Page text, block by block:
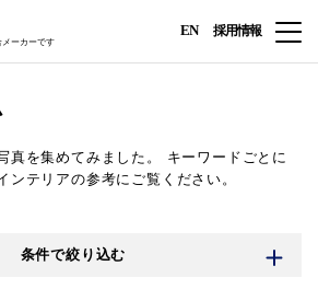
メーカーです
EN 採用情報
真を集めてみました。
キーワードごとに
ンテリアの参考にご覧ください。
条件で絞り込む